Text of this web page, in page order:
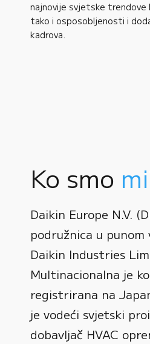
najnovije svjetske trendove
tako i osposobljenosti i
kadrova.
Ko smo
Daikin Europe N.V.
podružnica u punom
Daikin Industries
Multinacionalna je
registrirana na
je vodeći svjetski
dobavljač HVAC
0